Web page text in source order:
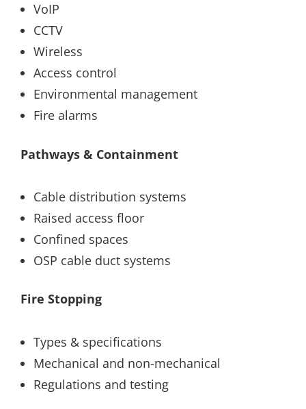
VoIP
CCTV
Wireless
Access control
Environmental management
Fire alarms
Pathways & Containment
Cable distribution systems
Raised access floor
Confined spaces
OSP cable duct systems
Fire Stopping
Types & specifications
Mechanical and non-mechanical
Regulations and testing